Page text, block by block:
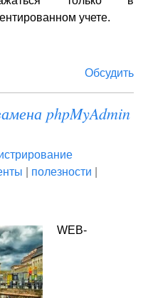
учете.
Обсудить
phpMyAdmin
полезности
WEB-